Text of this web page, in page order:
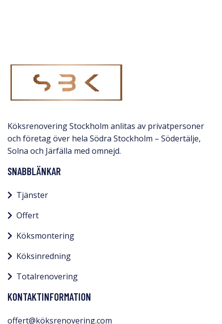
Köksrenovering Stockholm anlitas av privatpersoner
och företag över hela Södra Stockholm – Södertälje,
Solna och Järfälla med omnejd.​
SNABBLÄNKAR
Tjänster
Offert
Köksmontering
Köksinredning
Totalrenovering
KONTAKTINFORMATION
offert@köksrenovering.com